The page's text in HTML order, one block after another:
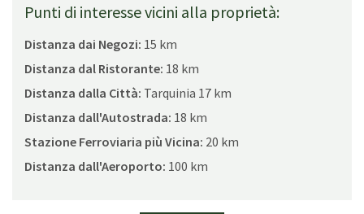
Punti di interesse vicini alla proprietà:
Distanza dai Negozi: 15 km
Distanza dal Ristorante: 18 km
Distanza dalla Città: Tarquinia 17 km
Distanza dall'Autostrada: 18 km
Stazione Ferroviaria più Vicina: 20 km
Distanza dall'Aeroporto: 100 km